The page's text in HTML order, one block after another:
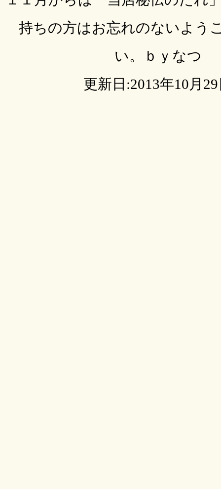
持ちの方はお忘れのないよう
い。ｂｙなつ
更新日:2013年10月